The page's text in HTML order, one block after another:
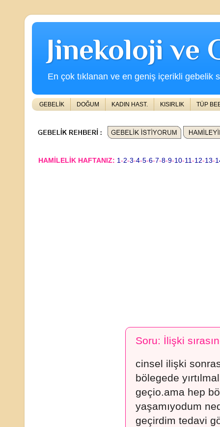
Jinekoloji ve
En çok tıklanan ve en geniş içerikli gebelik
GEBELİK DOĞUM KADIN HAST. KISIRLIK TÜP
HAMİLELİK HAFTANIZ: 1-2-3-4-5-6-7-8-9-10-11-12-13-
Soru: İlişki
cinsel ilişki
bölegede
geçio.ama hep
yaşamıyodum
geçirdim tedavi